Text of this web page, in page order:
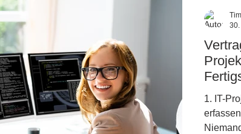
Venture Capital IT-Projektvertrag
und
1. IT-Projektvertrag – der Versuch ein bewegliches Ziel zu